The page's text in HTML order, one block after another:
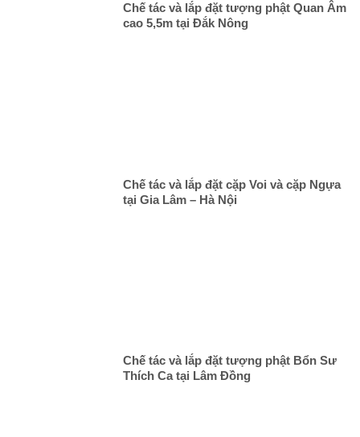
Chế tác và lắp đặt tượng phật Quan Âm
cao 5,5m tại Đắk Nông
Chế tác và lắp đặt cặp Voi và cặp Ngựa
tại Gia Lâm – Hà Nội
Chế tác và lắp đặt tượng phật Bổn Sư
Thích Ca tại Lâm Đồng